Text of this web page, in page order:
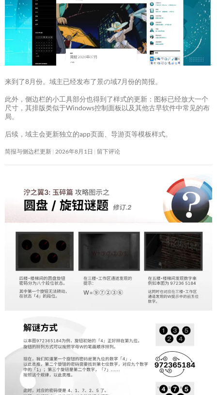
来到了8月份。域主已经发布了景の域7月份的简报。
此外，侧边栏的小工具部分也得到了样式的更新：图标已经放大一个
尺寸，其排版类似于Windows控制面板以及其他古早软件中常见的布
局。
后续，域主会更新独立的app页面、导游页等模板样式。
简报与侧边栏更新 2026年8月1日 留下评论